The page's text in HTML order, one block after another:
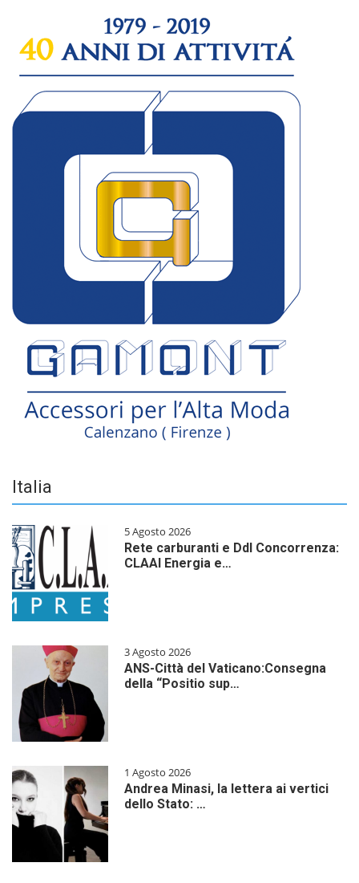
Italia
5 Agosto 2026
Rete carburanti e Ddl Concorrenza:
CLAAI Energia e…
3 Agosto 2026
ANS-Città del Vaticano:Consegna
della “Positio sup…
1 Agosto 2026
Andrea Minasi, la lettera ai vertici
dello Stato: …